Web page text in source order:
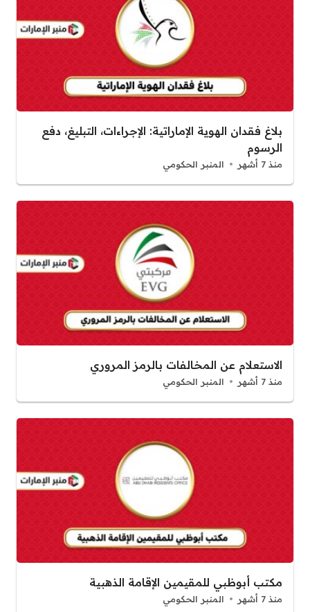
بلاغ فقدان الهوية الإماراتية: الإجراءات، التبليغ، دفع
الرسوم
منذ 7 أشهر المنبر الحكومي
الاستعلام عن المخالفات بالرمز المروري
منذ 7 أشهر المنبر الحكومي
مكتب أبوظبي للمقيمين الإقامة الذهبية
منذ 7 أشهر المنبر الحكومي